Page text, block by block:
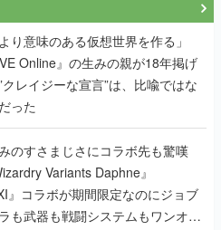
り意味のある仮想世界を作る」
Online』の生みの親が18年掲げ
クレイジーな宣言”は、比喩ではな
った
のすさまじさにコラボ先も驚嘆
Variants Daphne』
』コラボが期間限定なのにジョブ
も武器も戦闘システムもワンオフ